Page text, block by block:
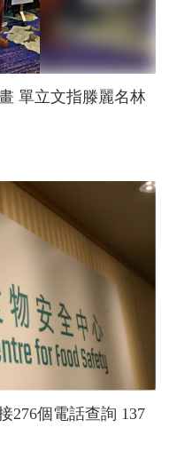
林
276個電話查詢 137